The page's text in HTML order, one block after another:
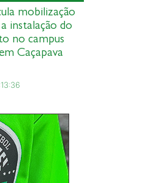
mobilização
instalação do
no campus
Caçapava